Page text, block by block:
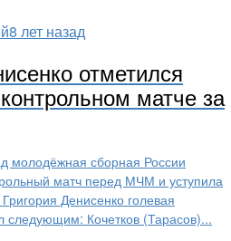
8 лет назад
отметился
матче за
молодёжная сборная России
матч перед МЧМ и уступила
Денисенко голевая
следующим: Кочетков (Тарасов)...